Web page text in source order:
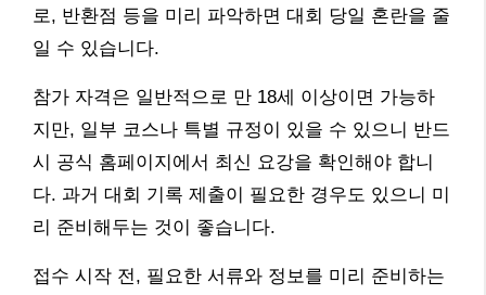
로, 반환점 등을 미리 파악하면 대회 당일 혼란을 줄
일 수 있습니다.
참가 자격은 일반적으로 만 18세 이상이면 가능하
지만, 일부 코스나 특별 규정이 있을 수 있으니 반드
시 공식 홈페이지에서 최신 요강을 확인해야 합니
다. 과거 대회 기록 제출이 필요한 경우도 있으니 미
리 준비해두는 것이 좋습니다.
접수 시작 전, 필요한 서류와 정보를 미리 준비하는